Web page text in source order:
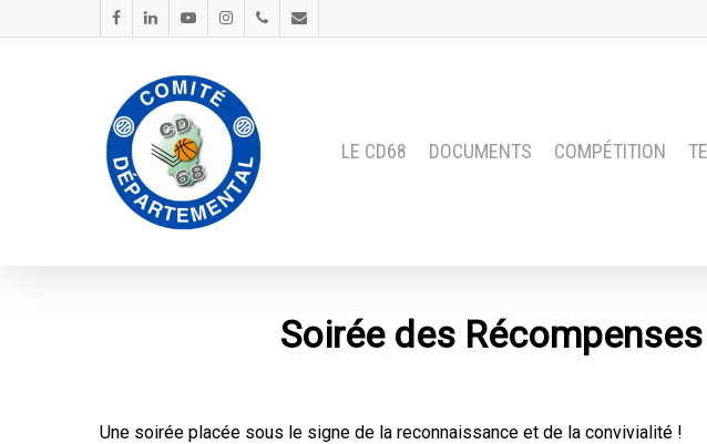
LE CD68 DOCUMENTS COMPÉTITION
Soirée des
Une soirée placée sous le signe de la reconnaissance et de la convivialité !